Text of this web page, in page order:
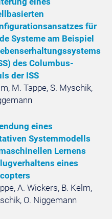
für
Systeme am Beispiel
des Columbus-
der ISS
M. Tappe, S. Myschik,
eines
Systemmodells
Lernens
eines
A. Wickers, B. Kelm,
O. Niggemann